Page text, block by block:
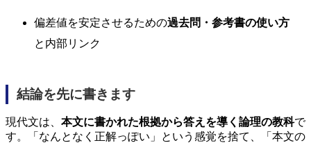
偏差値を安定させるための過去問・参考書の使い方
と内部リンク
結論を先に書きます
現代文は、 本文に書かれた根拠から答えを導く論理の教科で
す。「なんとなく正解っぽい」という感覚を捨て、「本文の